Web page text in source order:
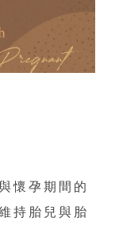
懷孕期間的
持胎兒與胎